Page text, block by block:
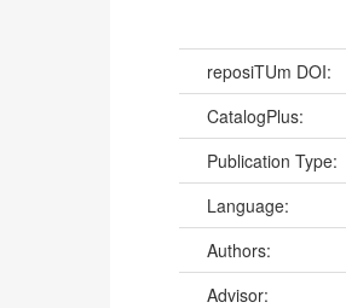
reposiTUm DOI:
CatalogPlus:
Publication Type:
Language:
Authors:
Advisor: